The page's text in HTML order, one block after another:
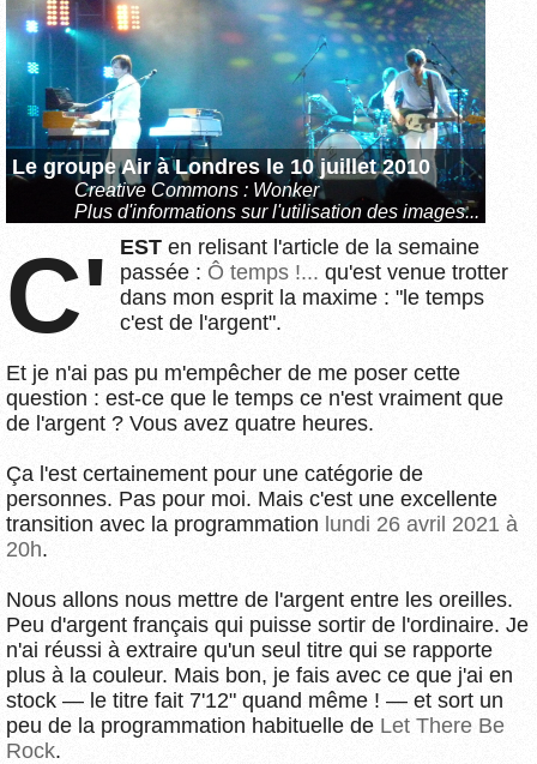
Le groupe Air à Londres le 10 juillet 2010
Creative Commons : Wonker
Plus d'informations sur l'utilisation des images...
C'EST en relisant l'article de la semaine
passée : Ô temps !... qu'est venue trotter
dans mon esprit la maxime : "le temps
c'est de l'argent".
Et je n'ai pas pu m'empêcher de me poser cette
question : est-ce que le temps ce n'est vraiment que
de l'argent ? Vous avez quatre heures.
Ça l'est certainement pour une catégorie de
personnes. Pas pour moi. Mais c'est une excellente
transition avec la programmation lundi 26 avril 2021 à
20h.
Nous allons nous mettre de l'argent entre les oreilles.
Peu d'argent français qui puisse sortir de l'ordinaire. Je
n'ai réussi à extraire qu'un seul titre qui se rapporte
plus à la couleur. Mais bon, je fais avec ce que j'ai en
stock — le titre fait 7'12" quand même ! — et sort un
peu de la programmation habituelle de Let There Be
Rock.